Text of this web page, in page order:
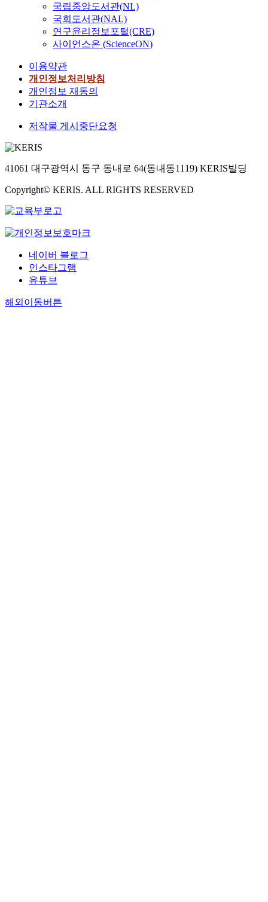
국립중앙도서관(NL)
국회도서관(NAL)
연구윤리정보포털(CRE)
사이언스온 (ScienceON)
이용약관
개인정보처리방침
개인정보 재동의
기관소개
저작물 게시중단요청
41061 대구광역시 동구 동내로 64(동내동1119) KERIS빌딩
Copyright© KERIS. ALL RIGHTS RESERVED
네이버 블로그
인스타그램
유튜브
해외이동버튼